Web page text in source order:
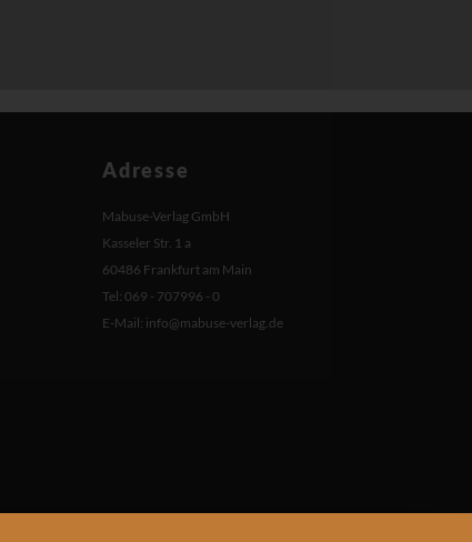
Adresse
Mabuse-Verlag GmbH
Kasseler Str. 1 a
60486 Frankfurt am Main
Tel: 069 - 707996 - 0
E-Mail: info@mabuse-verlag.de